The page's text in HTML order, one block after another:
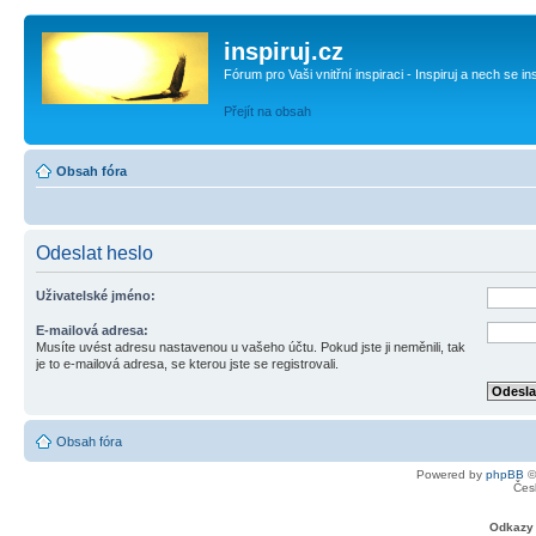
inspiruj.cz
Fórum pro Vaši vnitřní inspiraci - Inspiruj a nech se
Přejít na obsah
Obsah fóra
Odeslat heslo
Uživatelské jméno:
E-mailová adresa:
Musíte uvést adresu nastavenou u vašeho účtu. Pokud jste ji neměnili, tak
je to e-mailová adresa, se kterou jste se registrovali.
Obsah fóra
Powered by phpBB